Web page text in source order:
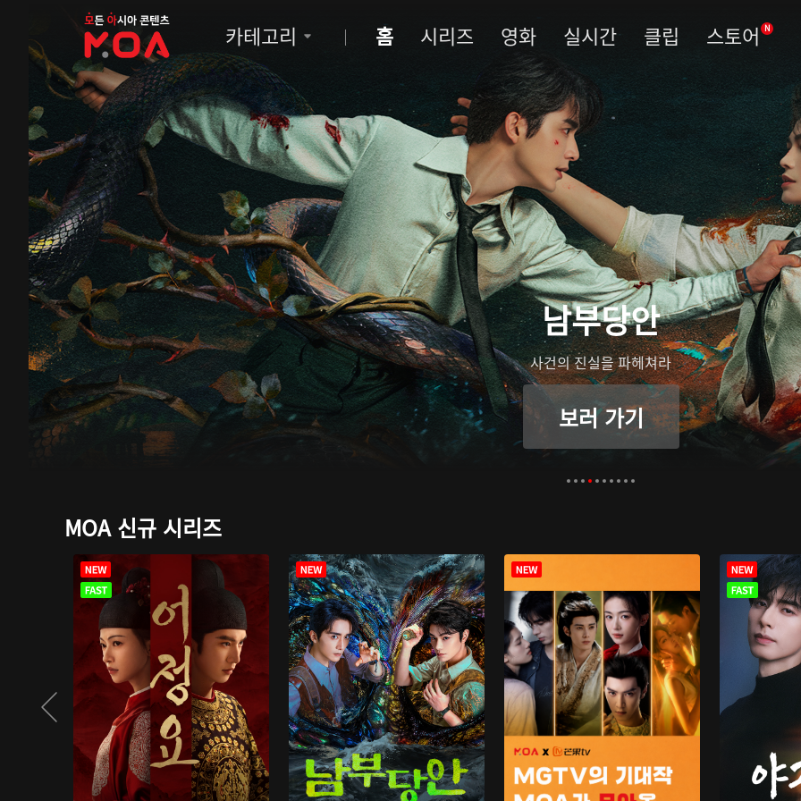
MOA
카테고리 홈 시리즈 영화 실시간 클립 스토어 N
남부당안
사건의 진실을 파헤쳐라
보러 가기
MOA 신규 시리즈